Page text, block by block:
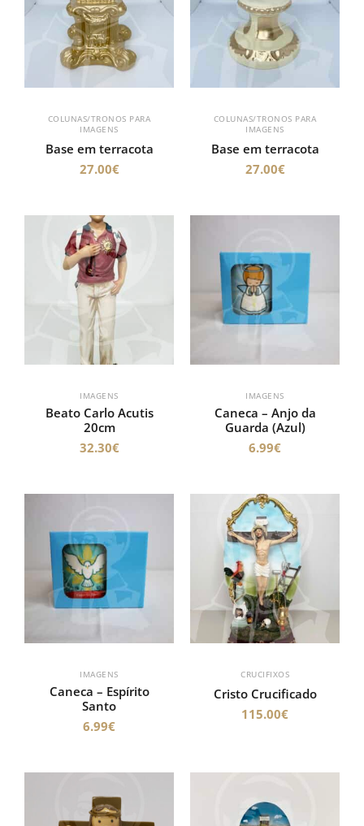
COLUNAS/TRONOS PARA
IMAGENS
Base em terracota
27.00€
COLUNAS/TRONOS PARA
IMAGENS
Base em terracota
27.00€
IMAGENS
Beato Carlo Acutis
20cm
32.30€
IMAGENS
Caneca – Anjo da
Guarda (Azul)
6.99€
IMAGENS
Caneca – Espírito
Santo
6.99€
CRUCIFIXOS
Cristo Crucificado
115.00€